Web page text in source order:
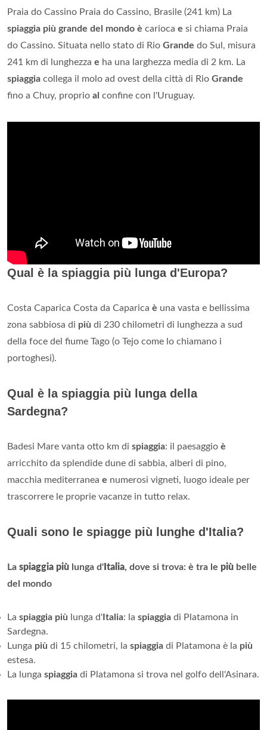
Praia do Cassino Praia do Cassino, Brasile (241 km) La
spiaggia più grande del mondo è carioca e si chiama Praia
do Cassino. Situata nello stato di Rio Grande do Sul, misura
241 km di lunghezza e ha una larghezza media di 2 km. La
spiaggia collega il molo ad ovest della città di Rio Grande
fino a Chuy, proprio al confine con l'Uruguay.
Qual è la spiaggia più lunga d'Europa?
Costa Caparica Costa da Caparica è una vasta e bellissima
zona sabbiosa di più di 230 chilometri di lunghezza a sud
della foce del fiume Tago (o Tejo come lo chiamano i
portoghesi).
Qual è la spiaggia più lunga della
Sardegna?
Badesi Mare vanta otto km di spiaggia: il paesaggio è
arricchito da splendide dune di sabbia, alberi di pino,
macchia mediterranea e numerosi vigneti, luogo ideale per
trascorrere le proprie vacanze in tutto relax.
Quali sono le spiagge più lunghe d'Italia?
La spiaggia più lunga d' Italia, dove si trova: è tra le più belle
del mondo
La spiaggia più lunga d' Italia: la spiaggia di Platamona in
Sardegna.
Lunga più di 15 chilometri, la spiaggia di Platamona è la più
estesa.
La lunga spiaggia di Platamona si trova nel golfo dell'Asinara.